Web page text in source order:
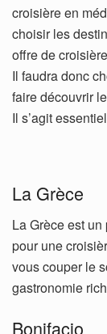
croisière en
choisir les
offre de
Il faudra donc
faire découvrir
Il s’agit
La Grèce
La Grèce est
pour une
vous couper le
gastronomie
Bonifacio